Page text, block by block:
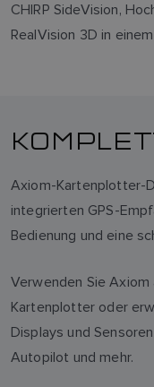
CHIRP SideVision,
RealVision 3D in
Axiom-Kartenplotter-
integrierten GPS-
Bedienung und eine
Verwenden Sie
Kartenplotter oder
Displays und
Autopilot und mehr.